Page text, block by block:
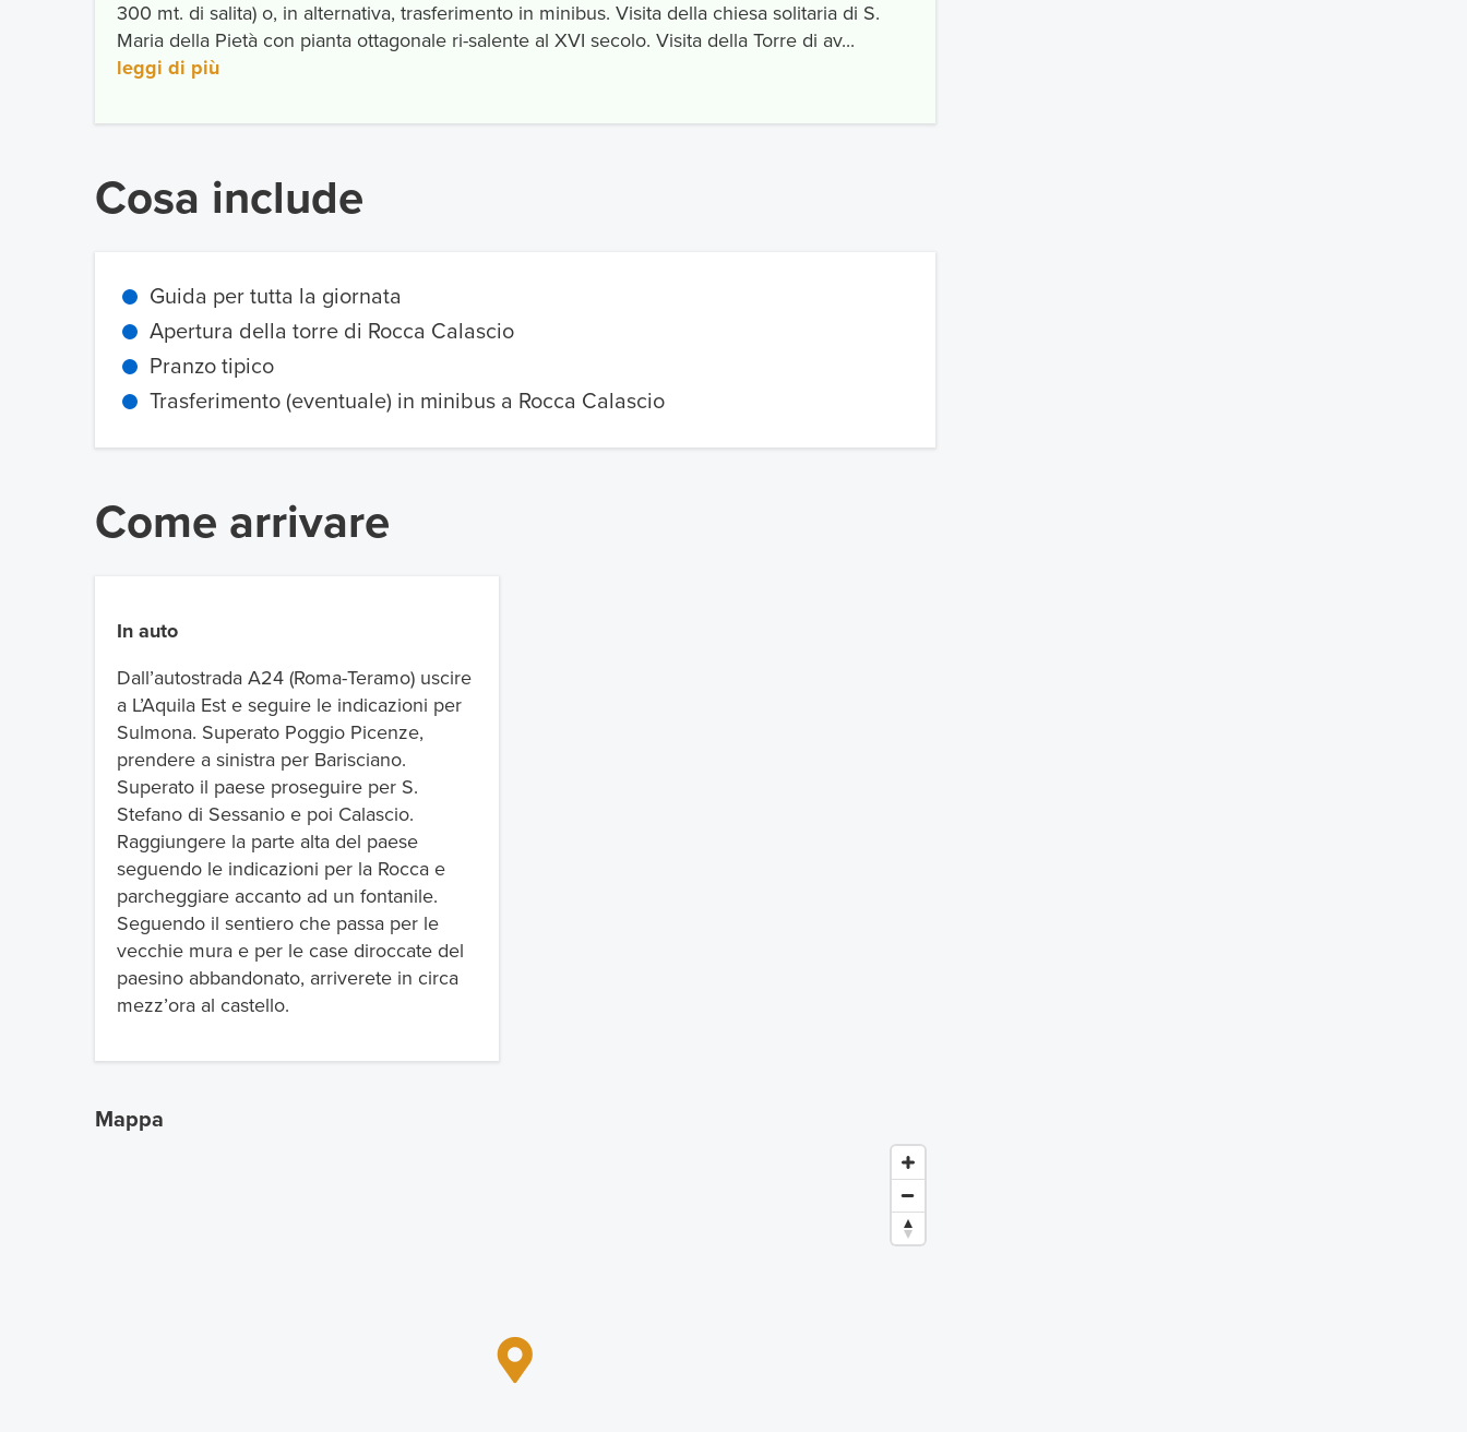
300 mt. di salita) o, in alternativa, trasferimento in minibus. Visita della chiesa solitaria di S.
Maria della Pietà con pianta ottagonale ri-salente al XVI secolo. Visita della Torre di av...
leggi di più
Cosa include
Guida per tutta la giornata
Apertura della torre di Rocca Calascio
Pranzo tipico
Trasferimento (eventuale) in minibus a Rocca Calascio
Come arrivare
In auto
Dall’autostrada A24 (Roma-Teramo) uscire
a L’Aquila Est e seguire le indicazioni per
Sulmona. Superato Poggio Picenze,
prendere a sinistra per Barisciano.
Superato il paese proseguire per S.
Stefano di Sessanio e poi Calascio.
Raggiungere la parte alta del paese
seguendo le indicazioni per la Rocca e
parcheggiare accanto ad un fontanile.
Seguendo il sentiero che passa per le
vecchie mura e per le case diroccate del
paesino abbandonato, arriverete in circa
mezz’ora al castello.
Mappa